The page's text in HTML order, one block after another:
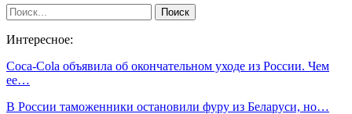
Интересное:
Coca-Cola объявила об окончательном уходе из России. Чем
ее…
В России таможенники остановили фуру из Беларуси, но…